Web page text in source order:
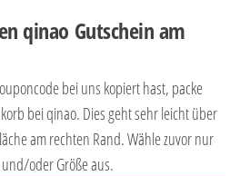
qinao Gutschein am
bei uns kopiert hast, packe
bei qinao. Dies geht sehr leicht über
am rechten Rand. Wähle zuvor nur
oder Größe aus.